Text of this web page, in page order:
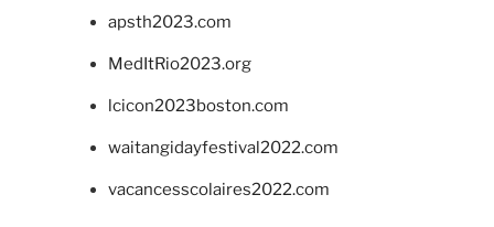
apsth2023.com
MedItRio2023.org
lcicon2023boston.com
waitangidayfestival2022.com
vacancesscolaires2022.com